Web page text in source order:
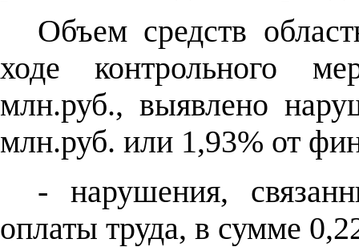
Объем средств
ходе контрольного
млн.руб., выявлено
млн.руб. или 1,93% от
- нарушения,
оплаты труда, в сумме